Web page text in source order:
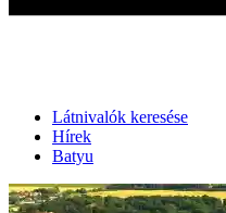
Látnivalók keresése
Hírek
Batyu